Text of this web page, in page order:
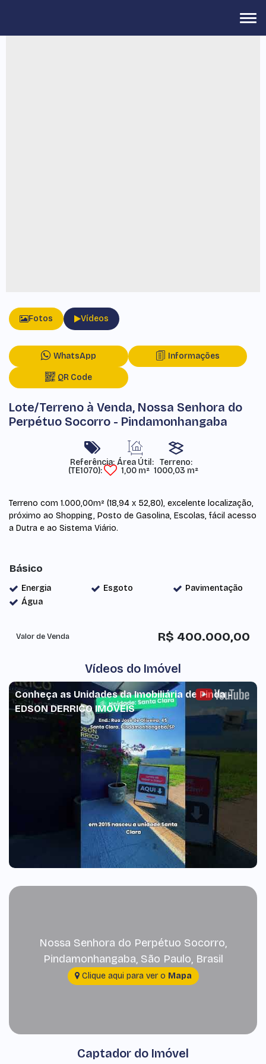
Fotos Vídeos
WhatsApp Informações
QR Code
Lote/Terreno à Venda, Nossa Senhora do
Perpétuo Socorro - Pindamonhangaba
Referência:
(TE1070)
Área Útil:
1,00 m²
Terreno:
1000,03 m²
Terreno com 1.000,00m² (18,94 x 52,80), excelente localização,
próximo ao Shopping, Posto de Gasolina, Escolas, fácil acesso
a Dutra e ao Sistema Viário.
Básico
Energia Esgoto
Pavimentação
Água
R$ 400.000,00
Valor de Venda
Vídeos do Imóvel
Conheça as Unidades da Imobiliária de Pinda -
EDSON DERRICO IMÓVEIS
Nossa Senhora do Perpétuo Socorro,
Pindamonhangaba, São Paulo, Brasil
Clique aqui para ver o Mapa
Captador do Imóvel